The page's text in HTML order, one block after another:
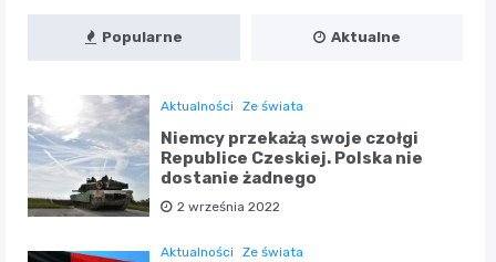
Popularne Aktualne
Aktualności Ze świata
Niemcy przekażą swoje czołgi
Republice Czeskiej. Polska nie
dostanie żadnego
2 września 2022
Aktualności Ze świata